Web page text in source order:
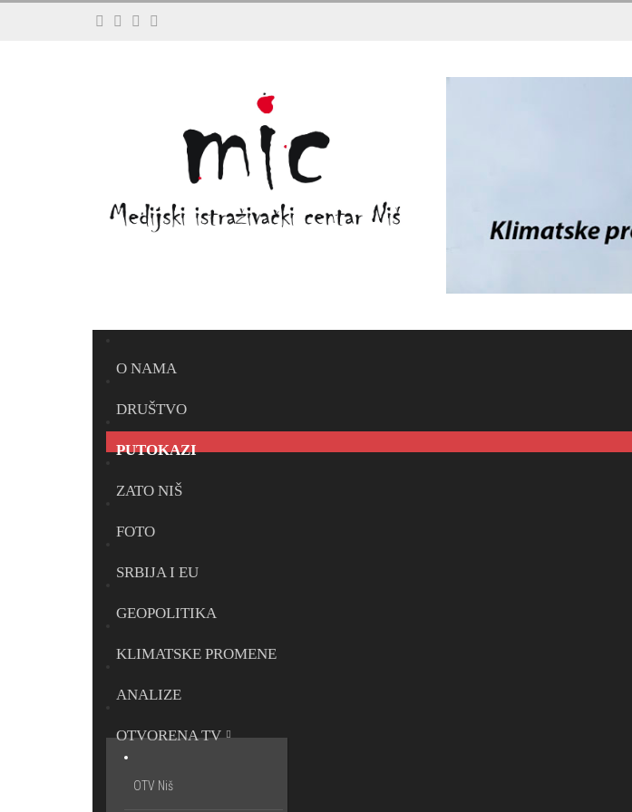
O NAMA
DRUŠTVO
PUTOKAZI
ZATO NIŠ
FOTO
SRBIJA I EU
GEOPOLITIKA
KLIMATSKE PROMENE
ANALIZE
OTVORENA TV
OTV Niš